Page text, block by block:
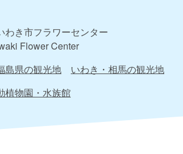
わき市フラワーセンター
Flower Center
島県の観光地
いわき・相馬の観光地
植物園・水族館